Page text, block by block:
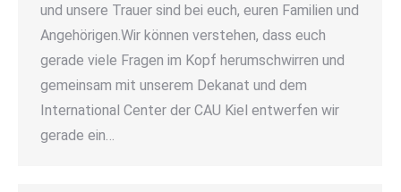
und unsere Trauer sind bei euch, euren Familien und
Angehörigen.Wir können verstehen, dass euch
gerade viele Fragen im Kopf herumschwirren und
gemeinsam mit unserem Dekanat und dem
International Center der CAU Kiel entwerfen wir
gerade ein…